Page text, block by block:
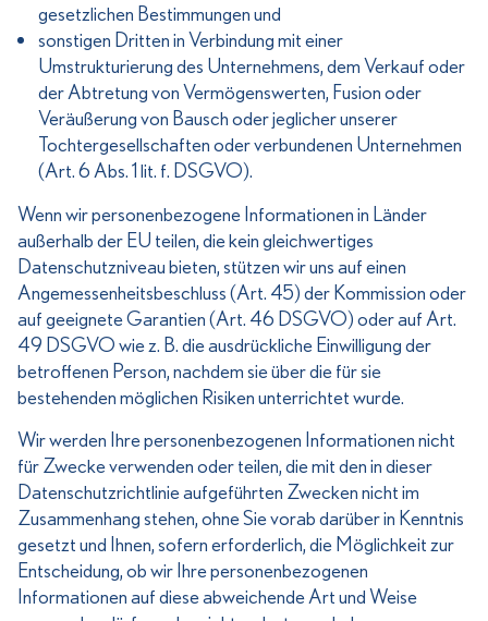
gesetzlichen Bestimmungen und
sonstigen Dritten in Verbindung mit einer
Umstrukturierung des Unternehmens, dem Verkauf oder
der Abtretung von Vermögenswerten, Fusion oder
Veräußerung von Bausch oder jeglicher unserer
Tochtergesellschaften oder verbundenen Unternehmen
(Art. 6 Abs. 1 lit. f. DSGVO).
Wenn wir personenbezogene Informationen in Länder
außerhalb der EU teilen, die kein gleichwertiges
Datenschutzniveau bieten, stützen wir uns auf einen
Angemessenheitsbeschluss (Art. 45) der Kommission oder
auf geeignete Garantien (Art. 46 DSGVO) oder auf Art.
49 DSGVO wie z. B. die ausdrückliche Einwilligung der
betroffenen Person, nachdem sie über die für sie
bestehenden möglichen Risiken unterrichtet wurde.
Wir werden Ihre personenbezogenen Informationen nicht
für Zwecke verwenden oder teilen, die mit den in dieser
Datenschutzrichtlinie aufgeführten Zwecken nicht im
Zusammenhang stehen, ohne Sie vorab darüber in Kenntnis
gesetzt und Ihnen, sofern erforderlich, die Möglichkeit zur
Entscheidung, ob wir Ihre personenbezogenen
Informationen auf diese abweichende Art und Weise